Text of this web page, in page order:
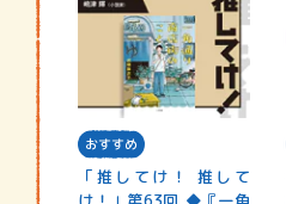
おすすめ
「推してけ！ 推して